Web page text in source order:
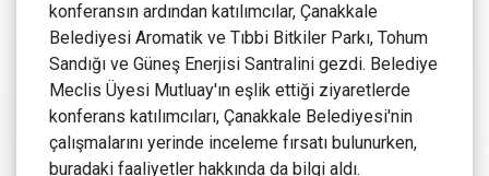
konferansın ardından katılımcılar, Çanakkale
Belediyesi Aromatik ve Tıbbi Bitkiler Parkı, Tohum
Sandığı ve Güneş Enerjisi Santralini gezdi. Belediye
Meclis Üyesi Mutluay'ın eşlik ettiği ziyaretlerde
konferans katılımcıları, Çanakkale Belediyesi'nin
çalışmalarını yerinde inceleme fırsatı bulunurken,
buradaki faaliyetler hakkında da bilgi aldı.